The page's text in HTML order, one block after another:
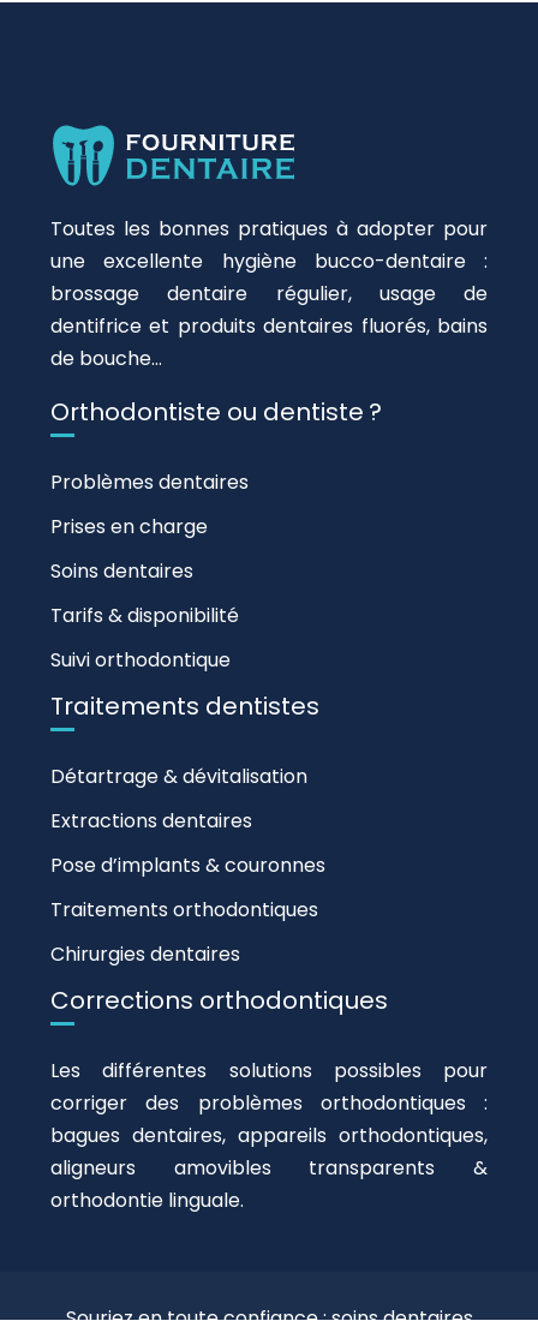
Toutes les bonnes pratiques à adopter pour
une excellente hygiène bucco-dentaire :
brossage dentaire régulier, usage de
dentifrice et produits dentaires fluorés, bains
de bouche…
Orthodontiste ou dentiste ?
Problèmes dentaires
Prises en charge
Soins dentaires
Tarifs & disponibilité
Suivi orthodontique
Traitements dentistes
Détartrage & dévitalisation
Extractions dentaires
Pose d’implants & couronnes
Traitements orthodontiques
Chirurgies dentaires
Corrections orthodontiques
Les différentes solutions possibles pour
corriger des problèmes orthodontiques :
bagues dentaires, appareils orthodontiques,
aligneurs amovibles transparents &
orthodontie linguale.
Souriez en toute confiance : soins dentaires